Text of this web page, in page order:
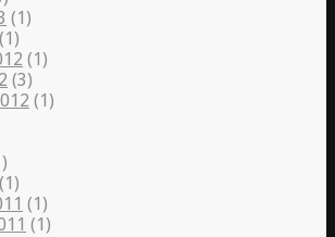
(1)
(1)
(1)
(3)
(1)
(1)
(1)
(1)